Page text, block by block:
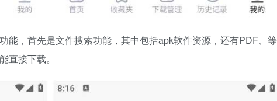
能，首先是文件搜索功能，其中包括apk软件资源，还有PDF、等
直接下载。